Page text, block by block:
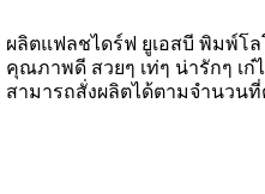
ผลิตแฟลชไดร์ฟ ยูเอสบี พิมพ์โ
คุณภาพดี สวยๆ เท่ๆ น่ารักๆ เก๋
สามารถสั่งผลิตได้ตามจำนวนที่